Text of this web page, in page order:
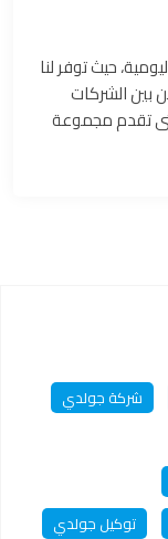
حيث توفر لنا
بين الشركات
تقدم مجموعة
الاهتمام
استمرارية
شركة جولدي
توكيل جولدي